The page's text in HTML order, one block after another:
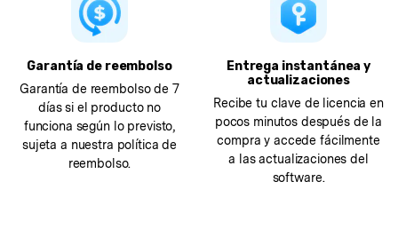
Garantía de reembolso
Garantía de reembolso de 7
días si el producto no
funciona según lo previsto,
sujeta a nuestra política de
reembolso.
Entrega instantánea y
actualizaciones
Recibe tu clave de licencia en
pocos minutos después de la
compra y accede fácilmente
a las actualizaciones del
software.